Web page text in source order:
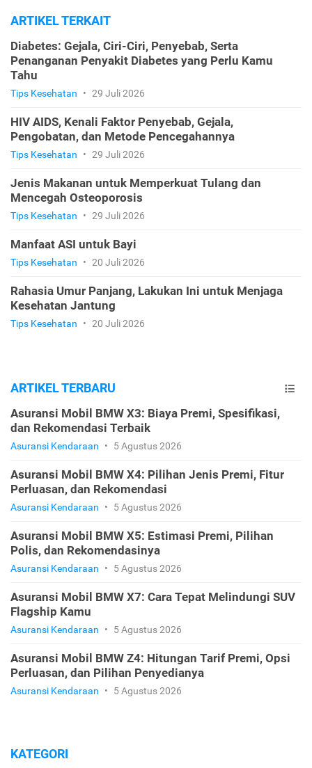
ARTIKEL TERKAIT
Diabetes: Gejala, Ciri-Ciri, Penyebab, Serta
Penanganan Penyakit Diabetes yang Perlu Kamu
Tahu
Tips Kesehatan • 29 Juli 2026
HIV AIDS, Kenali Faktor Penyebab, Gejala,
Pengobatan, dan Metode Pencegahannya
Tips Kesehatan • 29 Juli 2026
Jenis Makanan untuk Memperkuat Tulang dan
Mencegah Osteoporosis
Tips Kesehatan • 29 Juli 2026
Manfaat ASI untuk Bayi
Tips Kesehatan • 20 Juli 2026
Rahasia Umur Panjang, Lakukan Ini untuk Menjaga
Kesehatan Jantung
Tips Kesehatan • 20 Juli 2026
ARTIKEL TERBARU
Asuransi Mobil BMW X3: Biaya Premi, Spesifikasi,
dan Rekomendasi Terbaik
Asuransi Kendaraan • 5 Agustus 2026
Asuransi Mobil BMW X4: Pilihan Jenis Premi, Fitur
Perluasan, dan Rekomendasi
Asuransi Kendaraan • 5 Agustus 2026
Asuransi Mobil BMW X5: Estimasi Premi, Pilihan
Polis, dan Rekomendasinya
Asuransi Kendaraan • 5 Agustus 2026
Asuransi Mobil BMW X7: Cara Tepat Melindungi SUV
Flagship Kamu
Asuransi Kendaraan • 5 Agustus 2026
Asuransi Mobil BMW Z4: Hitungan Tarif Premi, Opsi
Perluasan, dan Pilihan Penyedianya
Asuransi Kendaraan • 5 Agustus 2026
KATEGORI